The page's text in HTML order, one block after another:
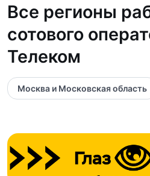
Все регионы
сотового
Телеком
Москва и Московская область